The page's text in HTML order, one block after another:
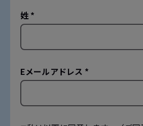
姓 *
Eメールアドレス *